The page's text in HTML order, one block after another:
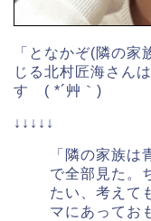
「となかぞ(隣の
じる北村匠海さん
す ( *´艸｀)
↓↓↓↓↓
「隣の家族は
で全部見た。
たい、考えて
マにあってお